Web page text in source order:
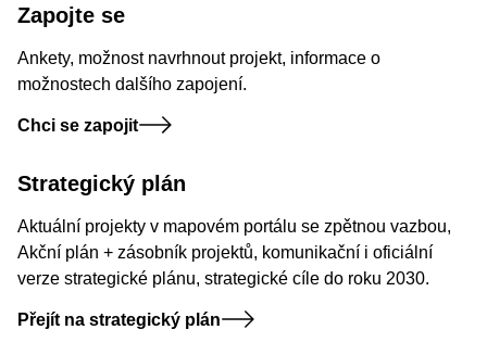
Zapojte se
Ankety, možnost navrhnout projekt, informace o
možnostech dalšího zapojení.
Chci se zapojit
Strategický plán
Aktuální projekty v mapovém portálu se zpětnou vazbou,
Akční plán + zásobník projektů, komunikační i oficiální
verze strategické plánu, strategické cíle do roku 2030.
Přejít na strategický plán